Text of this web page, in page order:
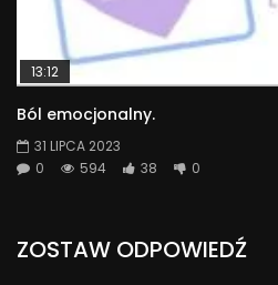
13:12
Ból emocjonalny.
31 LIPCA 2023
0
594 38 0
ZOSTAW ODPOWIEDŹ